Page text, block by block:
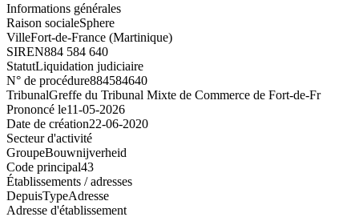
Informations générales
Raison socialeSphere
VilleFort-de-France (Martinique)
SIREN884 584 640
StatutLiquidation judiciaire
N° de procédure884584640
TribunalGreffe du Tribunal Mixte de Commerce de Fort-de-Fr
Prononcé le11-05-2026
Date de création22-06-2020
Secteur d'activité
GroupeBouwnijverheid
Code principal43
Établissements / adresses
DepuisTypeAdresse
Adresse d'établissement